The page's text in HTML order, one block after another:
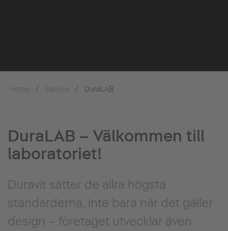
Home Service DuraLAB
DuraLAB – Välkommen till
laboratoriet!
Duravit sätter de allra högsta
standarderna, inte bara när det gäller
design – företaget utvecklar även